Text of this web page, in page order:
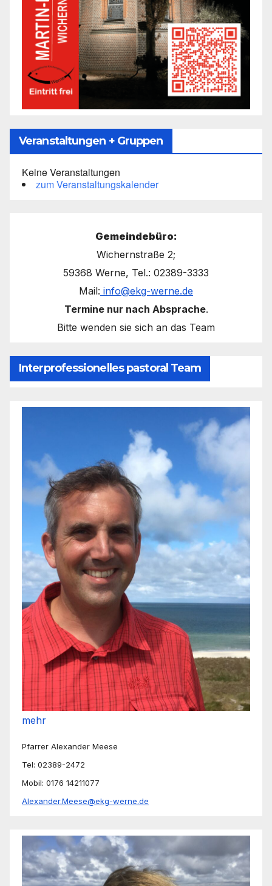
Veranstaltungen + Gruppen
Keine Veranstaltungen
zum Veranstaltungskalender
Gemeindebüro:
Wichernstraße 2;
59368 Werne, Tel.: 02389-3333
Mail: info@ekg-werne.de
Termine nur nach Absprache.
Bitte wenden sie sich an das Team
Interprofessionelles pastoral Team
mehr
Pfarrer Alexander Meese
Tel: 02389-2472
Mobil: 0176 14211077
Alexander.Meese@ekg-werne.de